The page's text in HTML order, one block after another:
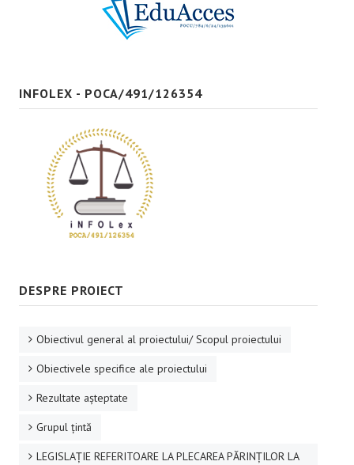
INFOLEX - POCA/491/126354
DESPRE PROIECT
Obiectivul general al proiectului/ Scopul proiectului
Obiectivele specifice ale proiectului
Rezultate aşteptate
Grupul ţintă
LEGISLAȚIE REFERITOARE LA PLECAREA PĂRINȚILOR LA